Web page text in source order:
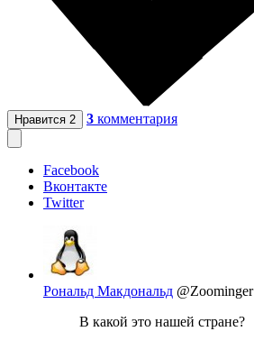
Нравится 2 3 комментария
Facebook
Вконтакте
Twitter
Рональд Макдональд @Zoominger
В какой это нашей стране?